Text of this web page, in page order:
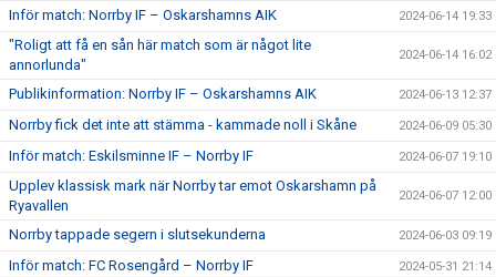
Inför match: Norrby IF – Oskarshamns AIK 2024-06-14 19:33
"Roligt att få en sån här match som är något lite
annorlunda"
2024-06-14 16:02
Publikinformation: Norrby IF – Oskarshamns AIK 2024-06-13 12:37
Norrby fick det inte att stämma - kammade noll i Skåne 2024-06-09 05:30
Inför match: Eskilsminne IF – Norrby IF 2024-06-07 19:10
Upplev klassisk mark när Norrby tar emot Oskarshamn på
Ryavallen
2024-06-07 12:00
Norrby tappade segern i slutsekunderna 2024-06-03 09:19
Inför match: FC Rosengård – Norrby IF 2024-05-31 21:14